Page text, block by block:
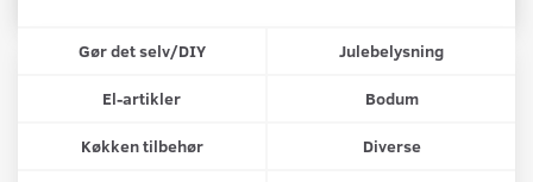
Gør det selv/DIY Julebelysning
El-artikler Bodum
Køkken tilbehør Diverse